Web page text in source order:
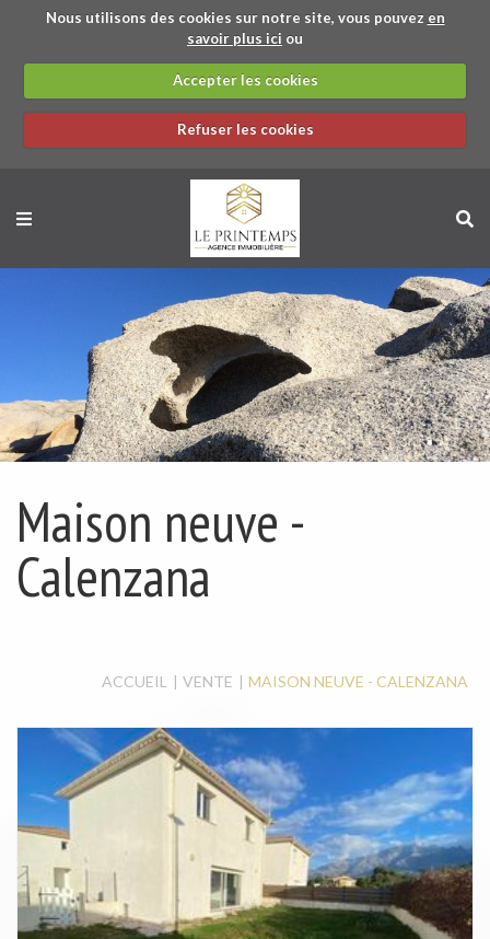
Nous utilisons des cookies sur notre site, vous pouvez en
savoir plus ici ou
Accepter les cookies
Refuser les cookies
PRÉSENTATION
APPARTEMENT
MAISON / VILLA
TERRAIN
LOCAL COMMERCIAL
APPARTEMENT
MAISON / VILLA
GARAGE
LOCAL À LOUER
Maison neuve -
Calenzana
ACCUEIL VENTE MAISON NEUVE - CALENZANA